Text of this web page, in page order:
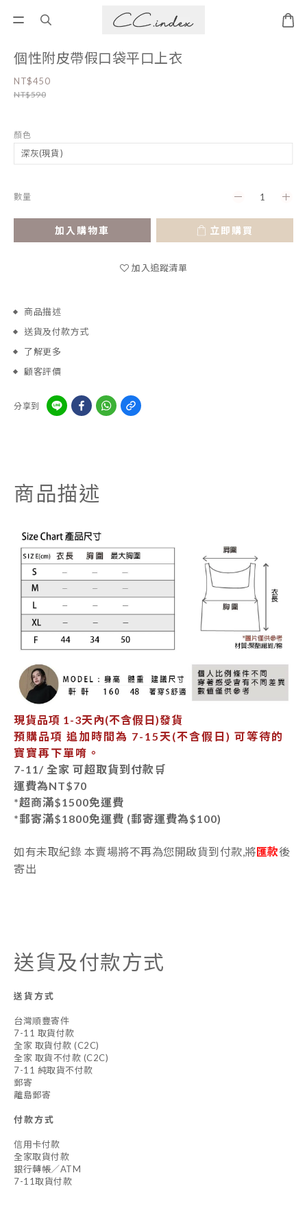
個性附皮帶假口袋平口上衣
NT$450
NT$590
顏色
數量
加入購物車 立即購買
加入追蹤清單
商品描述
送貨及付款方式
了解更多
顧客評價
分享到
商品描述
現貨品項 1-3天內(不含假日)發貨
預購品項 追加時間為 7-15天 (不含假日) 可等待的
寶寶再下單唷。
7-11/ 全家 可超取貨到付款🛒
運費為NT$70
*超商滿$1500免運費
*郵寄滿$1800免運費 (郵寄運費為$100)
如有未取紀錄 本賣場將不再為您開啟貨到付款,將 匯款後
寄出
送貨及付款方式
送貨方式
台灣順豐寄件
7-11 取貨付款
全家 取貨付款 (C2C)
全家 取貨不付款 (C2C)
7-11 純取貨不付款
郵寄
離島郵寄
付款方式
信用卡付款
全家取貨付款
銀行轉帳／ATM
7-11取貨付款